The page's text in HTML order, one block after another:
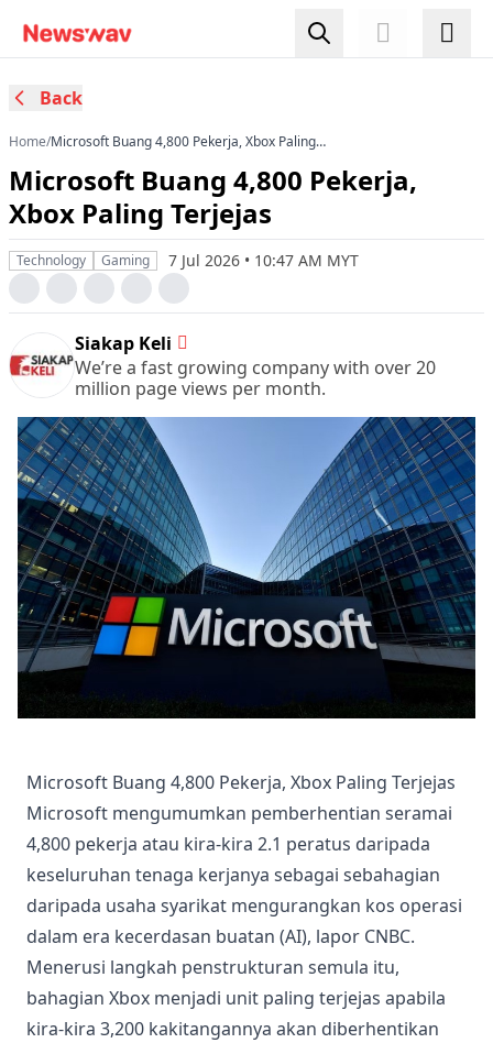
Back
Home/Microsoft Buang 4,800 Pekerja, Xbox Paling
Microsoft Buang 4,800 Pekerja,
Xbox Paling Terjejas
Technology Gaming 7 Jul 2026 • 10:47 AM MYT
Siakap Keli
We’re a fast growing company with over 20
million page views per month.
Microsoft Buang 4,800 Pekerja, Xbox Paling Terjejas
Microsoft mengumumkan pemberhentian seramai
4,800 pekerja atau kira-kira 2.1 peratus daripada
keseluruhan tenaga kerjanya sebagai sebahagian
daripada usaha syarikat mengurangkan kos operasi
dalam era kecerdasan buatan (AI), lapor CNBC.
Menerusi langkah penstrukturan semula itu,
bahagian Xbox menjadi unit paling terjejas apabila
kira-kira 3,200 kakitangannya akan diberhentikan